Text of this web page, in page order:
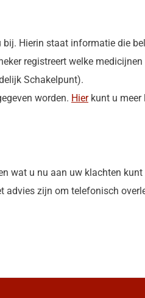
Hierin staat informatie die
registreert welke
Schakelpunt).
worden. Hierkunt u meer
wat u nu aan uw klachten
advies zijn om telefonisch